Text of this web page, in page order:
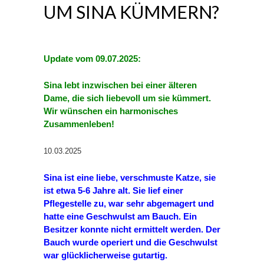
UM SINA KÜMMERN?
Update vom 09.07.2025:
Sina lebt inzwischen bei einer älteren
Dame, die sich liebevoll um sie kümmert.
Wir wünschen ein harmonisches
Zusammenleben!
10.03.2025
Sina ist eine liebe, verschmuste Katze, sie
ist etwa 5-6 Jahre alt. Sie lief einer
Pflegestelle zu, war sehr abgemagert und
hatte eine Geschwulst am Bauch. Ein
Besitzer konnte nicht ermittelt werden. Der
Bauch wurde operiert und die Geschwulst
war glücklicherweise gutartig.